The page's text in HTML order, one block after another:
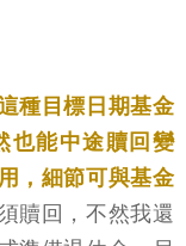
種目標日期基金
也能中途贖回變
，細節可與基金
贖回，不然我還